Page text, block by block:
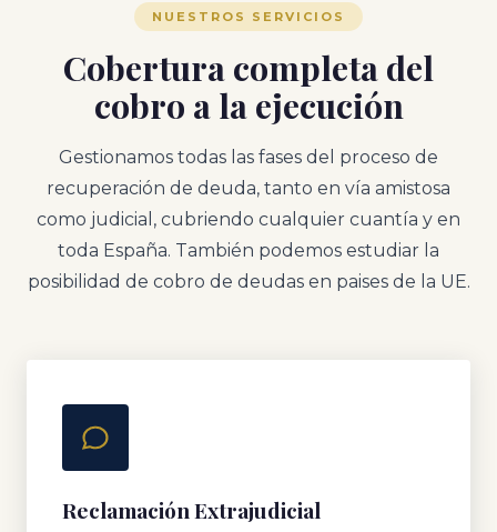
NUESTROS SERVICIOS
Cobertura completa del
cobro a la ejecución
Gestionamos todas las fases del proceso de
recuperación de deuda, tanto en vía amistosa
como judicial, cubriendo cualquier cuantía y en
toda España. También podemos estudiar la
posibilidad de cobro de deudas en paises de la UE.
Reclamación Extrajudicial